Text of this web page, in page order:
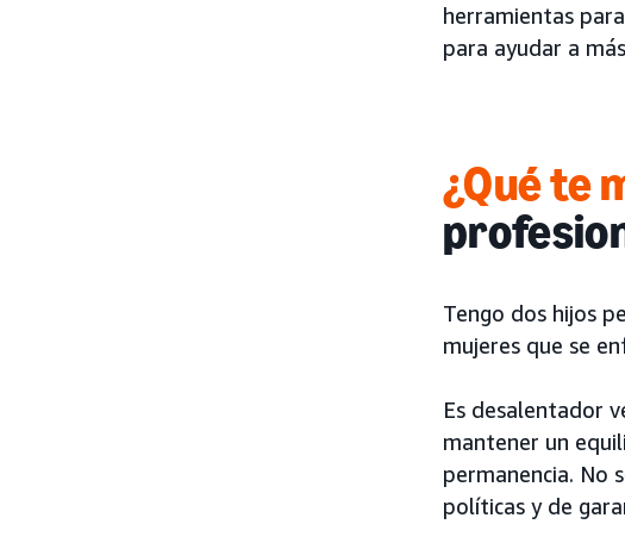
herramientas
para ayudar a
¿Qué te
Tengo dos hijos
mujeres que se
Es desalentador
mantener un
permanencia. No
políticas y de